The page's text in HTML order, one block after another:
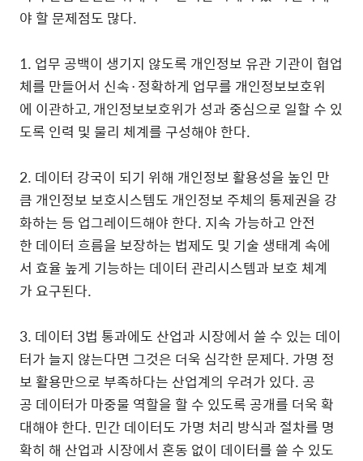
야 할 문제점도 많다.
1. 업무 공백이 생기지 않도록 개인정보 유관 기관이 협업
체를 만들어서 신속·정확하게 업무를 개인정보보호위
에 이관하고, 개인정보보호위가 성과 중심으로 일할 수 있
도록 인력 및 물리 체계를 구성해야 한다.
2. 데이터 강국이 되기 위해 개인정보 활용성을 높인 만
큼 개인정보 보호시스템도 개인정보 주체의 통제권을 강
화하는 등 업그레이드해야 한다. 지속 가능하고 안전
한 데이터 흐름을 보장하는 법제도 및 기술 생태계 속에
서 효율 높게 기능하는 데이터 관리시스템과 보호 체계
가 요구된다.
3. 데이터 3법 통과에도 산업과 시장에서 쓸 수 있는 데이
터가 늘지 않는다면 그것은 더욱 심각한 문제다. 가명 정
보 활용만으로 부족하다는 산업계의 우려가 있다. 공
공 데이터가 마중물 역할을 할 수 있도록 공개를 더욱 확
대해야 한다. 민간 데이터도 가명 처리 방식과 절차를 명
확히 해 산업과 시장에서 혼동 없이 데이터를 쓸 수 있도